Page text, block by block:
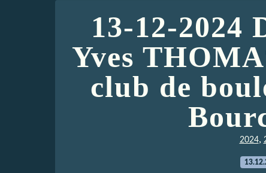
13-12-2024
Yves
club de
2024,